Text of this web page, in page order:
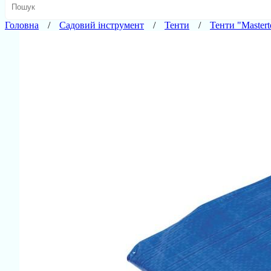
Головна Садовий інструмент Тенти Тенти